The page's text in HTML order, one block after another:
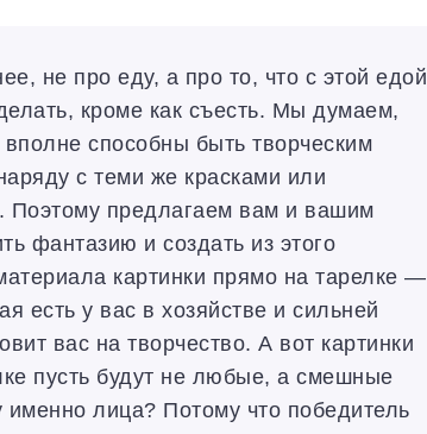
не про еду, а про то, что с этой едой
кроме как съесть. Мы думаем,
вполне способны быть творческим
с теми же красками или
Поэтому предлагаем вам и вашим
фантазию и создать из этого
картинки прямо на тарелке —
есть у вас в хозяйстве и сильней
вас на творчество. А вот картинки
пусть будут не любые, а смешные
лица? Потому что победитель